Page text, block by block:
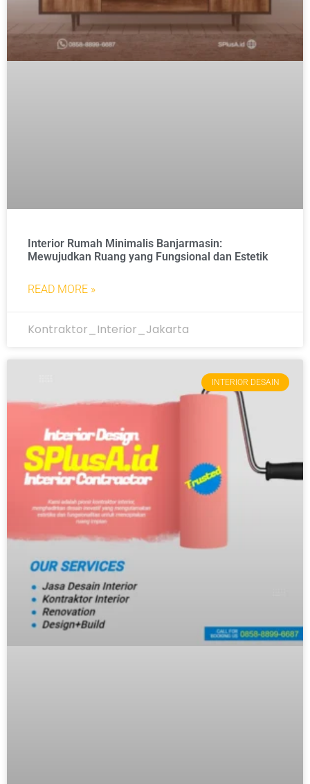
Interior Rumah Minimalis Banjarmasin:
Mewujudkan Ruang yang Fungsional dan Estetik
READ MORE »
Kontraktor_Interior_Jakarta
INTERIOR DESAIN